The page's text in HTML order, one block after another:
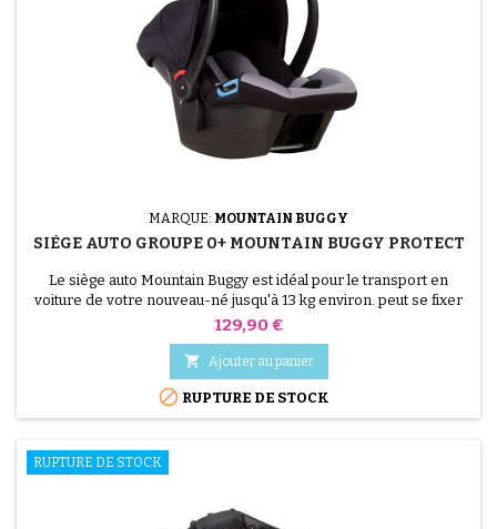
MARQUE: MOUNTAIN BUGGY
SIÈGE AUTO GROUPE 0+ MOUNTAIN BUGGY PROTECT
Le siège auto Mountain Buggy est idéal pour le transport en
voiture de votre nouveau-né jusqu'à 13 kg environ. peut se fixer
sur les poussettes Mountain Buggy et Phil And Teds avec
adaptateurs vendus en option.
Prix
129,90 €
 Ajouter au panier
 RUPTURE DE STOCK
RUPTURE DE STOCK